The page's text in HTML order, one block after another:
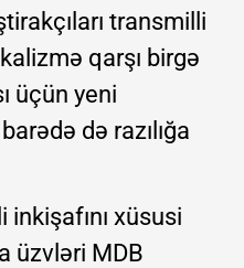
transmilli
qarşı birgə
üçün yeni
də razılığa
xüsusi
üzvləri MDB